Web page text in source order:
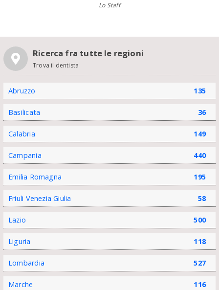
Lo Staff
Ricerca fra tutte le regioni
Trova il dentista
Abruzzo 135
Basilicata 36
Calabria 149
Campania 440
Emilia Romagna 195
Friuli Venezia Giulia 58
Lazio 500
Liguria 118
Lombardia 527
Marche 116